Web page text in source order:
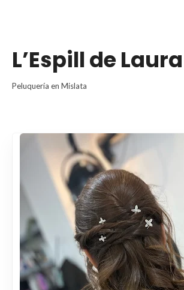
L’Espill de
Peluquería en Mislata